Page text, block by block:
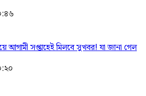
আগামী সপ্তাহেই মিলবে সুখবর! যা জানা গেল